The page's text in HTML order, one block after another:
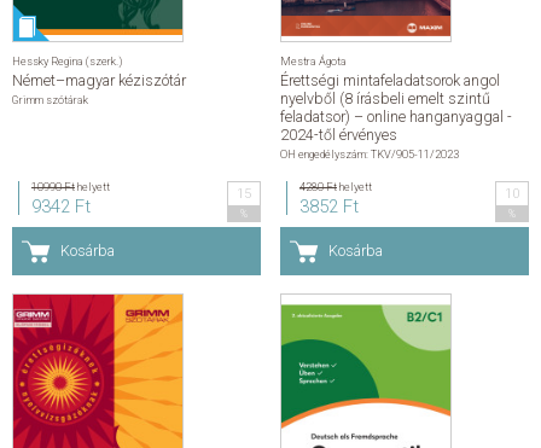
Hessky Regina (szerk.)
Német–magyar kéziszótár
Grimm szótárak
10990 Fthelyett
9342 Ft
15
Kosárba
Mestra Ágota
Érettségi mintafeladatsorok angol
nyelvből (8 írásbeli emelt szintű
feladatsor) – online hanganyaggal -
2024-től érvényes
OH engedélyszám: TKV/905-11/2023
4280 Fthelyett
3852 Ft
10
Kosárba